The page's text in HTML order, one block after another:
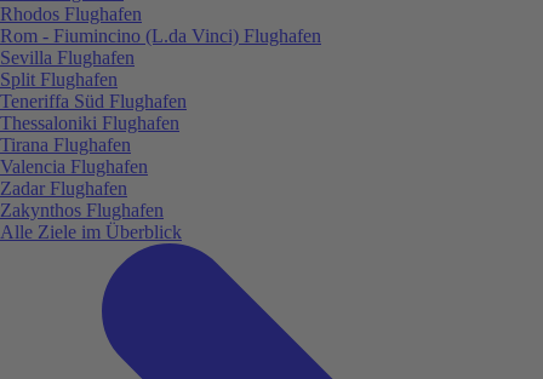
Rhodos Flughafen
Rom - Fiumincino (L.da Vinci) Flughafen
Sevilla Flughafen
Split Flughafen
Teneriffa Süd Flughafen
Thessaloniki Flughafen
Tirana Flughafen
Valencia Flughafen
Zadar Flughafen
Zakynthos Flughafen
Alle Ziele im Überblick